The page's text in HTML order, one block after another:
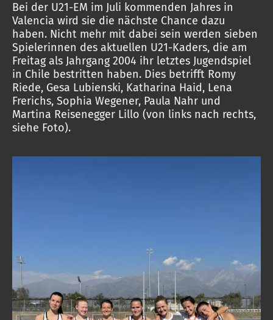
Bei der U21-EM im Juli kommenden Jahres in
Valencia wird sie die nächste Chance dazu
haben. Nicht mehr mit dabei sein werden sieben
Spielerinnen des aktuellen U21-Kaders, die am
Freitag als Jahrgang 2004 ihr letztes Jugendspiel
in Chile bestritten haben. Dies betrifft Romy
Riede, Gesa Lubienski, Katharina Haid, Lena
Frerichs, Sophia Wegener, Paula Nahr und
Martina Reisenegger Lillo (von links nach rechts,
siehe Foto).